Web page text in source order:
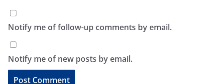
Notify me of follow-up comments by email.
Notify me of new posts by email.